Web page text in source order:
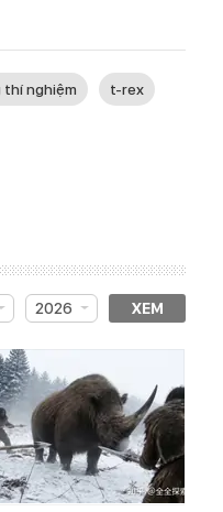
thí nghiệm t-rex
2026 XEM